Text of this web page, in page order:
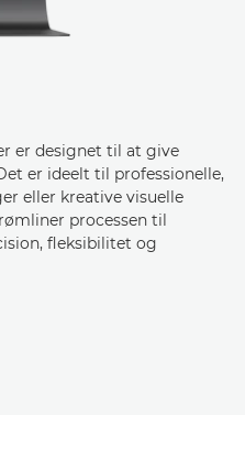
er designet til at give
er ideelt til professionelle,
eller kreative visuelle
processen til
fleksibilitet og